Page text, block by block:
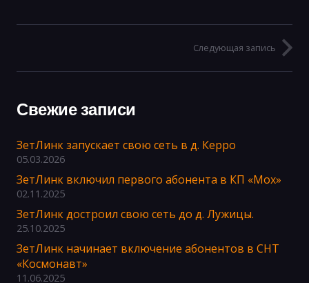
Следующая запись
Свежие записи
ЗетЛинк запускает свою сеть в д. Керро
05.03.2026
ЗетЛинк включил первого абонента в КП «Мох»
02.11.2025
ЗетЛинк достроил свою сеть до д. Лужицы.
25.10.2025
ЗетЛинк начинает включение абонентов в СНТ
«Космонавт»
11.06.2025